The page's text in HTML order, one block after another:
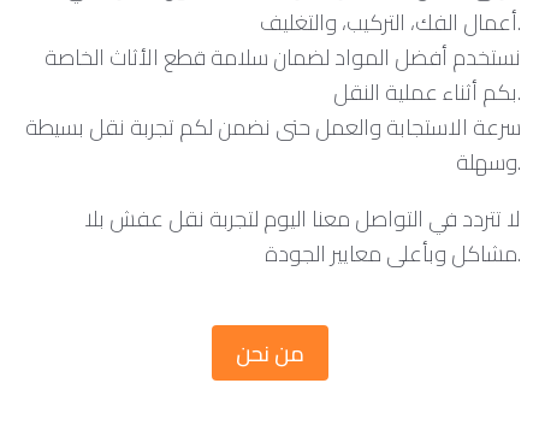
أعمال الفك، التركيب، والتغليف.
نستخدم أفضل المواد لضمان سلامة قطع الأثاث الخاصة
بكم أثناء عملية النقل.
سرعة الاستجابة والعمل حتى نضمن لكم تجربة نقل بسيطة
وسهلة.
لا تتردد في التواصل معنا اليوم لتجربة نقل عفش بلا
مشاكل وبأعلى معايير الجودة.
من نحن